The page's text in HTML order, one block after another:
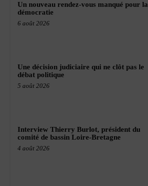
Un nouveau rendez-vous manqué pour la
démocratie
6 août 2026
Une décision judiciaire qui ne clôt pas le
débat politique
5 août 2026
Interview Thierry Burlot, président du
comité de bassin Loire-Bretagne
4 août 2026